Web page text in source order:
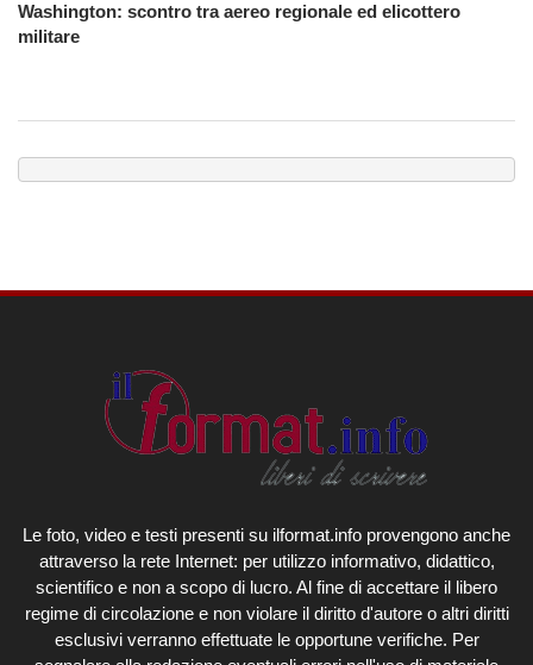
Washington: scontro tra aereo regionale ed elicottero
militare
Le foto, video e testi presenti su ilformat.info provengono anche
attraverso la rete Internet: per utilizzo informativo, didattico,
scientifico e non a scopo di lucro. Al fine di accettare il libero
regime di circolazione e non violare il diritto d'autore o altri diritti
esclusivi verranno effettuate le opportune verifiche. Per